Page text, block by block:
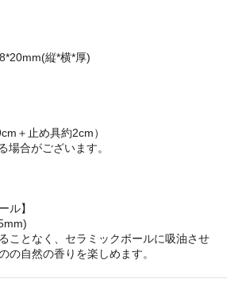
縦*横*厚)
＋止め具約2cm）
合がございます。
ル】
ことなく、セラミックボールに吸油させ
の自然の香りを楽しめます。